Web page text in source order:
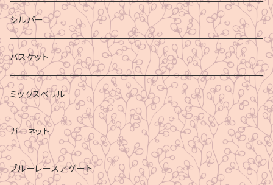
シルバー
バスケット
ミックスベリル
ガーネット
ブルーレースアゲート